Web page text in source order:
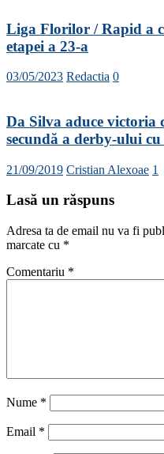
Liga Florilor / Rapid a
etapei a 23-a
03/05/2023 Redactia 0
Da Silva aduce victoria
secundă a derby-ului
21/09/2019 Cristian Alexoae 1
Lasă un răspuns
Adresa ta de email nu va fi
marcate cu *
Comentariu *
Nume *
Email *